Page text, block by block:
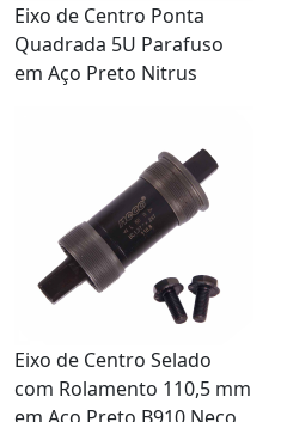
Eixo de Centro Ponta
Quadrada 5U Parafuso
em Aço Preto Nitrus
Eixo de Centro Selado
com Rolamento 110,5 mm